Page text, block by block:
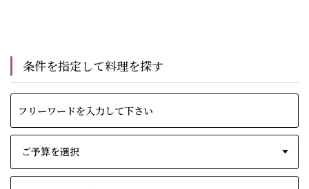
条件を指定して料理を探す